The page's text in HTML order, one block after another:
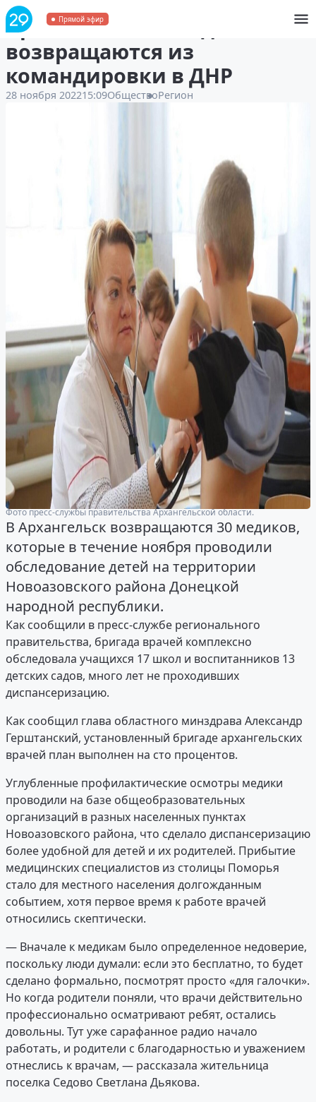
Прямой эфир
Архангельские медики
возвращаются из
командировки в ДНР
28 ноября 202215:09ОбществоРегион
Фото пресс-службы правительства Архангельской области.
В Архангельск возвращаются 30 медиков,
которые в течение ноября проводили
обследование детей на территории
Новоазовского района Донецкой
народной республики.
Как сообщили в пресс-службе регионального
правительства, бригада врачей комплексно
обследовала учащихся 17 школ и воспитанников 13
детских садов, много лет не проходивших
диспансеризацию.
Как сообщил глава областного минздрава Александр
Герштанский, установленный бригаде архангельских
врачей план выполнен на сто процентов.
Углубленные профилактические осмотры медики
проводили на базе общеобразовательных
организаций в разных населенных пунктах
Новоазовского района, что сделало диспансеризацию
более удобной для детей и их родителей. Прибытие
медицинских специалистов из столицы Поморья
стало для местного населения долгожданным
событием, хотя первое время к работе врачей
относились скептически.
— Вначале к медикам было определенное недоверие,
поскольку люди думали: если это бесплатно, то будет
сделано формально, посмотрят просто «для галочки».
Но когда родители поняли, что врачи действительно
профессионально осматривают ребят, остались
довольны. Тут уже сарафанное радио начало
работать, и родители с благодарностью и уважением
отнеслись к врачам, — рассказала жительница
поселка Седово Светлана Дьякова.